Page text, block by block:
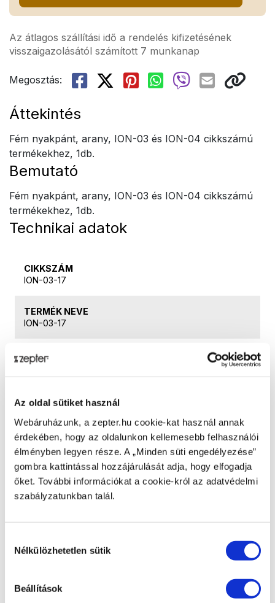
Az oldal sütiket használ
Webáruházunk, a zepter.hu cookie-kat használ annak
érdekében, hogy az oldalunkon kellemesebb felhasználói
élményben legyen része. A „Minden süti engedélyezése”
gombra kattintással hozzájárulását adja, hogy elfogadja
őket. További információkat a cookie-król az adatvédelmi
szabályzatunkban talál.
kiválasztása
Nélkülözhetetlen sütik
Beállítások
Az átlagos szállítási idő a rendelés kifizetésének
visszaigazolásától számított 7 munkanap
Megosztás:
Áttekintés
Fém nyakpánt, arany, ION-03 és ION-04 cikkszámú
termékekhez, 1db.
Bemutató
Fém nyakpánt, arany, ION-03 és ION-04 cikkszámú
termékekhez, 1db.
Technikai adatok
CIKKSZÁM
ION-03-17
TERMÉK NEVE
ION-03-17
BRUTTÓ TÖMEG [KG]
Video